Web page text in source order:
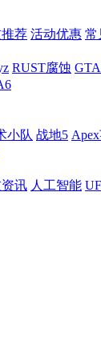
荐 活动优惠 常
RUST腐蚀
小队 战地5
讯 人工智能